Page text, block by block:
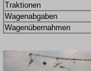
Traktionen
Wagenabgaben
Wagenübernahmen